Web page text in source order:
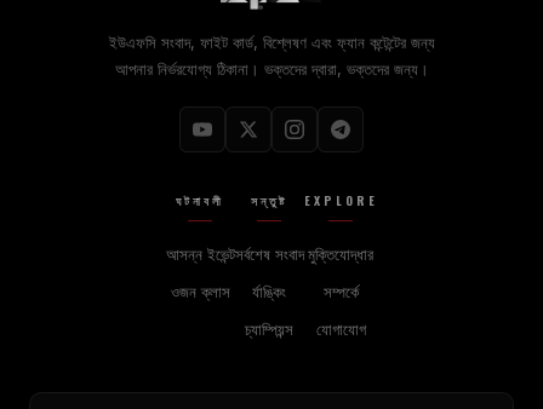
ইউএফসি সংবাদ, ফাইট কার্ড, বিশ্লেষণ এবং ফ্যান কন্টেন্টের জন্য
আপনার নির্ভরযোগ্য ঠিকানা। ভক্তদের দ্বারা, ভক্তদের জন্য।
ঘটনাবলী
আসন্ন ইভেন্ট
ওজন ক্লাস
সন্তুষ্ট
সর্বশেষ সংবাদ
র্যাঙ্কিং
চ্যাম্পিয়ন্স
EXPLORE
মুক্তিযোদ্ধার
সম্পর্কে
যোগাযোগ